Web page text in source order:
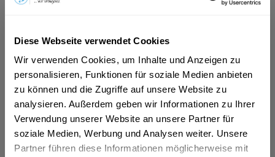
Diese Webseite verwendet Cookies
Wir verwenden Cookies, um Inhalte und Anzeigen zu
personalisieren, Funktionen für soziale Medien anbieten
zu können und die Zugriffe auf unsere Website zu
analysieren. Außerdem geben wir Informationen zu Ihrer
Verwendung unserer Website an unsere Partner für
soziale Medien, Werbung und Analysen weiter. Unsere
Partner führen diese Informationen möglicherweise mit
"Ein erfolgreicher Klassiker und großer Party-Kult zugleich!
Zutaten und Allergene
Mit Farbstoff Enthält SULFITE
mehr
Lebensmittelunternehmer
Nordbrand Nordhausen, 99734 Nordhausenmehr